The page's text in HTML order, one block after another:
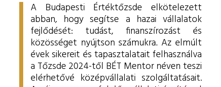
A Budapesti Értéktőzsde elkötelezett
abban, hogy segítse a hazai vállalatok
fejlődését: tudást, finanszírozást és
közösséget nyújtson számukra. Az elmúlt
évek sikereit és tapasztalatait felhasználva
a Tőzsde 2024-től BÉT Mentor néven teszi
elérhetővé középvállalati szolgáltatásait.